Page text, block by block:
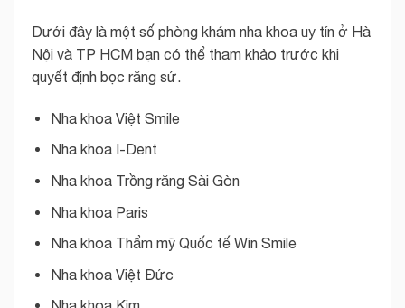
Dưới đây là một số phòng khám nha khoa uy tín ở Hà
Nội và TP HCM bạn có thể tham khảo trước khi
quyết định bọc răng sứ.
Nha khoa Việt Smile
Nha khoa I-Dent
Nha khoa Trồng răng Sài Gòn
Nha khoa Paris
Nha khoa Thẩm mỹ Quốc tế Win Smile
Nha khoa Việt Đức